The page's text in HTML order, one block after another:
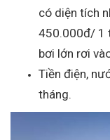
có diện tích
450.000đ/ 1
bơi lớn rơi
Tiền điện,
tháng.